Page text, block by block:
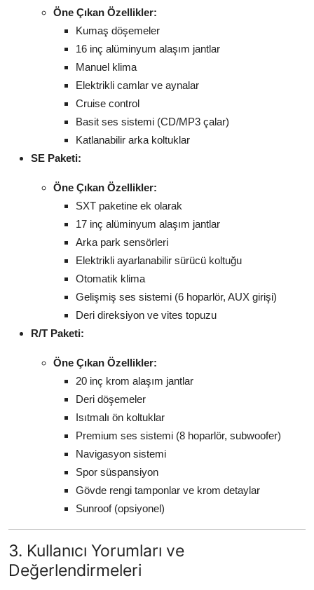
Öne Çıkan Özellikler:
Kumaş döşemeler
16 inç alüminyum alaşım jantlar
Manuel klima
Elektrikli camlar ve aynalar
Cruise control
Basit ses sistemi (CD/MP3 çalar)
Katlanabilir arka koltuklar
SE Paketi:
Öne Çıkan Özellikler:
SXT paketine ek olarak
17 inç alüminyum alaşım jantlar
Arka park sensörleri
Elektrikli ayarlanabilir sürücü koltuğu
Otomatik klima
Gelişmiş ses sistemi (6 hoparlör, AUX girişi)
Deri direksiyon ve vites topuzu
R/T Paketi:
Öne Çıkan Özellikler:
20 inç krom alaşım jantlar
Deri döşemeler
Isıtmalı ön koltuklar
Premium ses sistemi (8 hoparlör, subwoofer)
Navigasyon sistemi
Spor süspansiyon
Gövde rengi tamponlar ve krom detaylar
Sunroof (opsiyonel)
3. Kullanıcı Yorumları ve
Değerlendirmeleri